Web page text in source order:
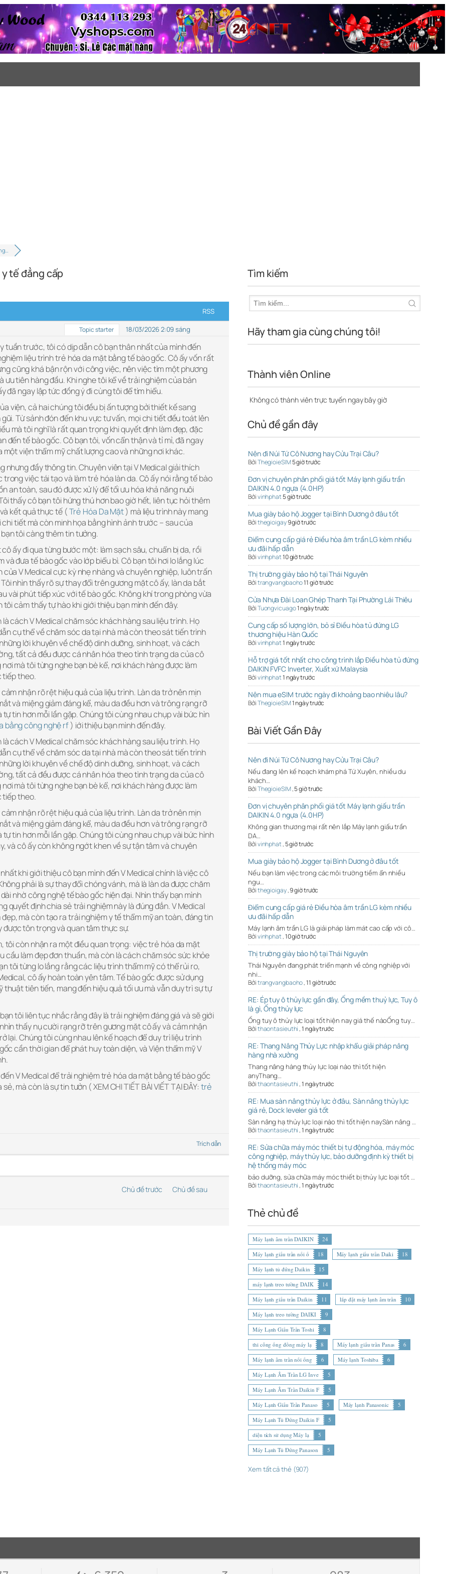
tế đẳng cấp
RSS
Topic starter 18/03/2026 2:09 sáng
tuần trước, tôi có dịp dẫn cô bạn thân nhất của mình đến
liệu trình trẻ hóa da mặt bằng tế bào gốc. Cô ấy vốn rất
cũng khá bận rộn với công việc, nên việc tìm một phương
ưu tiên hàng đầu. Khi nghe tôi kể về trải nghiệm của bản
đã ngay lập tức đồng ý đi cùng tôi để tìm hiểu.
viện, cả hai chúng tôi đều bị ấn tượng bởi thiết kế sang
Từ sảnh đón đến khu vực tư vấn, mọi chi tiết đều toát lên
mà tôi nghĩ là rất quan trọng khi quyết định làm đẹp, đặc
đến tế bào gốc. Cô bạn tôi, vốn cẩn thận và tỉ mỉ, đã ngay
viện thẩm mỹ chất lượng cao và những nơi khác.
nhưng đầy thông tin. Chuyên viên tại V Medical giải thích
việc tái tạo và làm trẻ hóa làn da. Cô ấy nói rằng tế bào
an toàn, sau đó được xử lý để tối ưu hóa khả năng nuôi
thấy cô bạn tôi hứng thú hơn bao giờ hết, liên tục hỏi thêm
kết quả thực tế (Trẻ Hóa Da Mặt) mà liệu trình này mang
tiết mà còn minh họa bằng hình ảnh trước – sau của
tôi càng thêm tin tưởng.
ấy đi qua từng bước một: làm sạch sâu, chuẩn bị da, rồi
đưa tế bào gốc vào lớp biểu bì. Cô bạn tôi hơi lo lắng lúc
V Medical cực kỳ nhẹ nhàng và chuyên nghiệp, luôn trấn
nhìn thấy rõ sự thay đổi trên gương mặt cô ấy, làn da bắt
vài phút tiếp xúc với tế bào gốc. Không khí trong phòng vừa
cảm thấy tự hào khi giới thiệu bạn mình đến đây.
cách V Medical chăm sóc khách hàng sau liệu trình. Họ
cụ thể về chăm sóc da tại nhà mà còn theo sát tiến trình
lời khuyên về chế độ dinh dưỡng, sinh hoạt, và cách
tất cả đều được cá nhân hóa theo tình trạng da của cô
mà tôi từng nghe bạn bè kể, nơi khách hàng được làm
tiếp theo.
nhận rõ rệt hiệu quả của liệu trình. Làn da trở nên mịn
và miệng giảm đáng kể, màu da đều hơn và trông rạng rỡ
tự tin hơn mỗi lần gặp. Chúng tôi cùng nhau chụp vài bức hìn
bằng công nghệ rf) iới thiệu bạn mình đến đây.
cách V Medical chăm sóc khách hàng sau liệu trình. Họ
cụ thể về chăm sóc da tại nhà mà còn theo sát tiến trình
lời khuyên về chế độ dinh dưỡng, sinh hoạt, và cách
tất cả đều được cá nhân hóa theo tình trạng da của cô
mà tôi từng nghe bạn bè kể, nơi khách hàng được làm
tiếp theo.
nhận rõ rệt hiệu quả của liệu trình. Làn da trở nên mịn
và miệng giảm đáng kể, màu da đều hơn và trông rạng rỡ
tự tin hơn mỗi lần gặp. Chúng tôi cùng nhau chụp vài bức hình
và cô ấy còn không ngớt khen về sự tận tâm và chuyên
khi giới thiệu cô bạn mình đến V Medical chính là việc cô
phải là sự thay đổi chóng vánh, mà là làn da được chăm
nhờ công nghệ tế bào gốc hiện đại. Nhìn thấy bạn mình
quyết định chia sẻ trải nghiệm này là đúng đắn. V Medical
mà còn tạo ra trải nghiệm y tế thẩm mỹ an toàn, đáng tin
tôn trọng và quan tâm thực sự.
tôi còn nhận ra một điều quan trọng: việc trẻ hóa da mặt
cầu làm đẹp đơn thuần, mà còn là cách chăm sóc sức khỏe
tôi từng lo lắng rằng các liệu trình thẩm mỹ có thể rủi ro,
cô ấy hoàn toàn yên tâm. Tế bào gốc được sử dụng
tiên tiến, mang đến hiệu quả tối ưu mà vẫn duy trì sự tự
tôi liên tục nhắc rằng đây là trải nghiệm đáng giá và sẽ giới
thấy nụ cười rạng rỡ trên gương mặt cô ấy và cảm nhận
lại. Chúng tôi cùng nhau lên kế hoạch để duy trì liệu trình
cần thời gian để phát huy toàn diện, và Viện thẩm mỹ V
V Medical để trải nghiệm trẻ hóa da mặt bằng tế bào gốc
mà còn là sự tin tưởn ( XEM CHI TIẾT BÀI VIẾT TẠI ĐÂY: trẻ
Trích dẫn
Chủ đề trước Chủ đề sau
Tìm kiếm
Hãy tham gia cùng chúng tôi!
Thành viên Online
Không có thành viên trực tuyến ngay bây giờ
Chủ đề gần đây
Nên đi Núi Tứ Cô Nương hay Cửu Trại Câu?
BởiThegioieSIM5 giờ trước
Đơn vị chuyên phân phối giá tốt Máy lạnh giấu trần
DAIKIN 4.0 ngựa (4.0HP)
Bởivinhphat5 giờ trước
Mua giày bảo hộ Jogger tại Bình Dương ở đâu tốt
Bởithegioigay9 giờ trước
Điểm cung cấp giá rẻ Điều hòa âm trần LG kèm nhiều
ưu đãi hấp dẫn
Bởivinhphat10 giờ trước
Thị trường giày bảo hộ tại Thái Nguyên
Bởitrangvangbaoho11 giờ trước
Cửa Nhựa Đài Loan Ghép Thanh Tại Phường Lái Thiêu
BởiTuongvicuago1 ngày trước
Cung cấp số lượng lớn, bỏ sỉ Điều hòa tủ đứng LG
thương hiệu Hàn Quốc
Bởivinhphat1 ngày trước
Hỗ trợ giá tốt nhất cho công trình lắp Điều hòa tủ đứng
DAIKIN FVFC Inverter, Xuất xứ Malaysia
Bởivinhphat1 ngày trước
Nên mua eSIM trước ngày đi khoảng bao nhiêu lâu?
BởiThegioieSIM1 ngày trước
Bài Viết Gần Đây
Nên đi Núi Tứ Cô Nương hay Cửu Trại Câu?
Nếu đang lên kế hoạch khám phá Tứ Xuyên, nhiều du
khách…
BởiThegioieSIM,5 giờ trước
Đơn vị chuyên phân phối giá tốt Máy lạnh giấu trần
DAIKIN 4.0 ngựa (4.0HP)
Không gian thương mại rất nên lắp Máy lạnh giấu trần
DA…
Bởivinhphat,5 giờ trước
Mua giày bảo hộ Jogger tại Bình Dương ở đâu tốt
Nếu bạn làm việc trong các môi trường tiềm ẩn nhiều
ngu…
Bởithegioigay,9 giờ trước
Điểm cung cấp giá rẻ Điều hòa âm trần LG kèm nhiều
ưu đãi hấp dẫn
Máy lạnh âm trần LG là giải pháp làm mát cao cấp với cô…
Bởivinhphat,10 giờ trước
Thị trường giày bảo hộ tại Thái Nguyên
Thái Nguyên đang phát triển mạnh về công nghiệp với
nhi…
Bởitrangvangbaoho,11 giờ trước
RE: Ép tuy ô thủy lực gần đây, Ống mềm thuỷ lực, Tuy ô
là gì, Ống thủy lực
Ống tuy ô thủy lực loại tốt hiện nay giá thế nàoỐng tuy…
Bởithaontasieuthi,1 ngày trước
RE: Thang Nâng Thủy Lực nhập khẩu giải pháp nâng
hàng nhà xưởng
Thang nâng hàng thủy lực loại nào thì tốt hiện
anyThang…
Bởithaontasieuthi,1 ngày trước
RE: Mua sàn nâng thủy lực ở đâu, Sàn nâng thủy lực
giá rẻ, Dock leveler giá tốt
Sàn nâng hạ thủy lực loại nào thì tốt hiện naySàn nâng …
Bởithaontasieuthi,1 ngày trước
RE: Sửa chữa máy móc thiết bị tự động hóa, máy móc
công nghiệp, máy thủy lực, bảo dưỡng định kỳ thiết bị
hệ thống máy móc
bảo dưỡng, sửa chữa máy móc thiết bị thủy lực loại tốt …
Bởithaontasieuthi,1 ngày trước
Thẻ chủ đề
Máy lạnh âm trần DAIKIN
24
Máy lạnh giấu trần nối ố
18 Máy lạnh giấu trần Daiki
18
Máy lạnh tủ đứng Daikin
15
máy lạnh treo tường DAIK
14
Máy lạnh giấu trần Daikin
11 lắp đặt máy lạnh âm trần
10
Máy lạnh treo tường DAIKI
9
Máy Lạnh Giấu Trần Toshi
8
thi công ống đồng máy lạ
8 Máy lạnh giấu trần Panas
6
Máy lạnh âm trần nối ống
6 Máy lạnh Toshiba
6
Máy Lạnh Âm Trần LG Inve
5
Máy Lạnh Âm Trần Daikin F
5
Máy Lạnh Giấu Trần Panaso
5 Máy lạnh Panasonic
5
Máy Lạnh Tủ Đứng Daikin F
5
diện tích sử dụng Máy lạ
5
Máy Lạnh Tủ Đứng Panason
5
Xem tất cả thẻ (907)